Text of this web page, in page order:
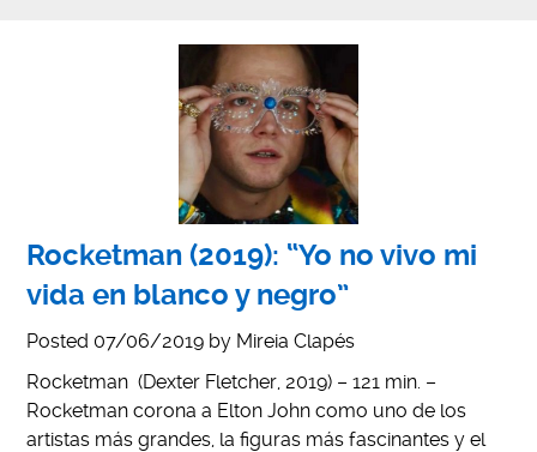
Rocketman (2019): “Yo no vivo mi
vida en blanco y negro”
Posted 07/06/2019 by Mireia Clapés
Rocketman (Dexter Fletcher, 2019) – 121 min. –
Rocketman corona a Elton John como uno de los
artistas más grandes, la figuras más fascinantes y el